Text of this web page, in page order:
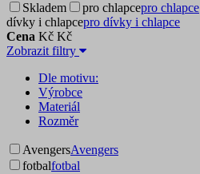
Skladem pro chlapcepro chlapce
dívky i chlapcepro dívky i chlapce
Cena Kč Kč
Zobrazit filtry
Dle motivu:
Výrobce
Materiál
Rozměr
AvengersAvengers
fotbalfotbal